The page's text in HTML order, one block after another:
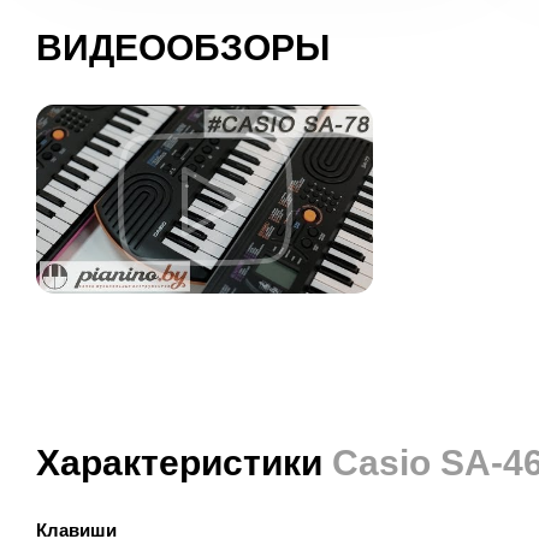
ВИДЕООБЗОРЫ
Характеристики Casio SA-
Клавиши